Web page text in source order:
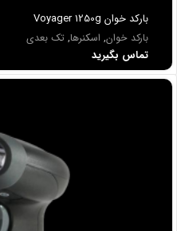
باركد خوان Voyager 1250g
بارکد خوان, اسکنرها, تک بعدی
تماس بگیرید